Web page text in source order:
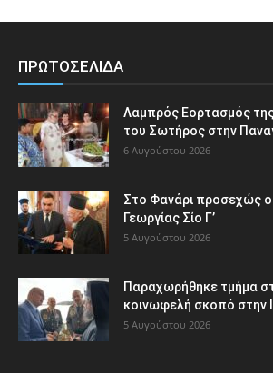
ΠΡΩΤΟΣΕΛΙΔΑ
Λαμπρός Εορτασμός
του Σωτήρος στην
6 Αυγούστου 2026
Στο Φανάρι προσεχώς
Γεωργίας Σίο Γ’
5 Αυγούστου 2026
Παραχωρήθηκε τμήμα
κοινωφελή σκοπό στην
5 Αυγούστου 2026